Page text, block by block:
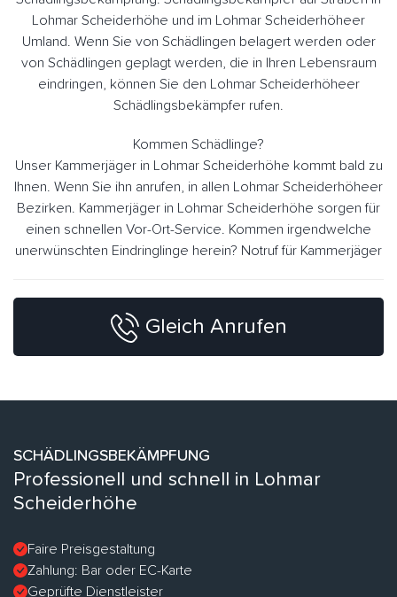
Lohmar Scheiderhöhe und im Lohmar Scheiderhöheer
Umland. Wenn Sie von Schädlingen belagert werden oder
von Schädlingen geplagt werden, die in Ihren Lebensraum
eindringen, können Sie den Lohmar Scheiderhöheer
Schädlingsbekämpfer rufen.
Kommen Schädlinge?
Unser Kammerjäger in Lohmar Scheiderhöhe kommt bald zu
Ihnen. Wenn Sie ihn anrufen, in allen Lohmar Scheiderhöheer
Bezirken. Kammerjäger in Lohmar Scheiderhöhe sorgen für
einen schnellen Vor-Ort-Service. Kommen irgendwelche
unerwünschten Eindringlinge herein? Notruf für Kammerjäger
Gleich Anrufen
SCHÄDLINGSBEKÄMPFUNG
Professionell und schnell in Lohmar
Scheiderhöhe
Faire Preisgestaltung
Zahlung: Bar oder EC-Karte
Geprüfte Dienstleister